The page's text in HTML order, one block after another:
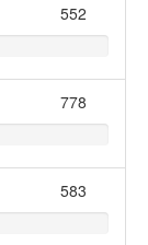
552
778
583